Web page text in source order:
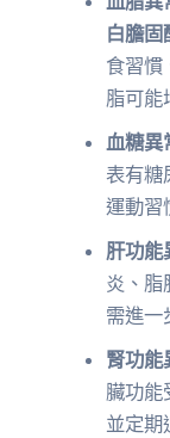
白膽固
食習慣
脂可能
血糖異
表有糖
運動習
肝功能
炎、脂
需進一
腎功能
臟功能
並定期